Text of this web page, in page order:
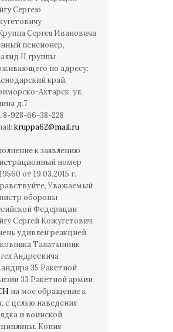
Сергею
Сергея Ивановича
пенсионер,
II группы
по адресу:
край,
Ахтарск, ул.
д.7
8-928-66-38-228
kruppa62@mail.ru
к заявлению
номер
от 19.03.2015 г.
Уважаемый
обороны
Федерации
Сергей Кожугетович.
удивлен реакцией
Талатынник
Андреевича
35 Ракетной
33 Ракетной армии
на мое обращение к
с целью наведения
и воинской
Копия